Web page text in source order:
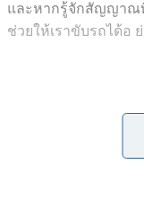
และหากรู้จักสัญญาณ
ช่วยให้เราขับรถได้อ